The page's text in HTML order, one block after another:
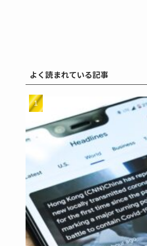
よく読まれている記事